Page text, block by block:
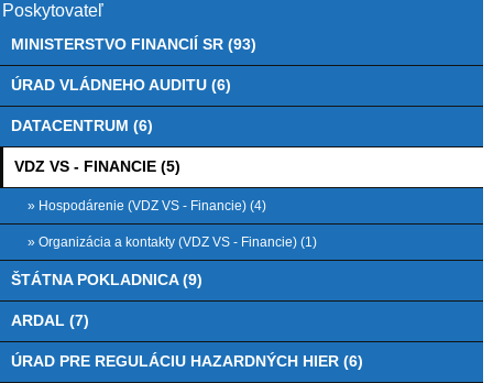
Poskytovateľ
MINISTERSTVO FINANCIÍ SR (93)
ÚRAD VLÁDNEHO AUDITU (6)
DATACENTRUM (6)
VDZ VS - FINANCIE (5)
» Hospodárenie (VDZ VS - Financie) (4)
» Organizácia a kontakty (VDZ VS - Financie) (1)
ŠTÁTNA POKLADNICA (9)
ARDAL (7)
ÚRAD PRE REGULÁCIU HAZARDNÝCH HIER (6)